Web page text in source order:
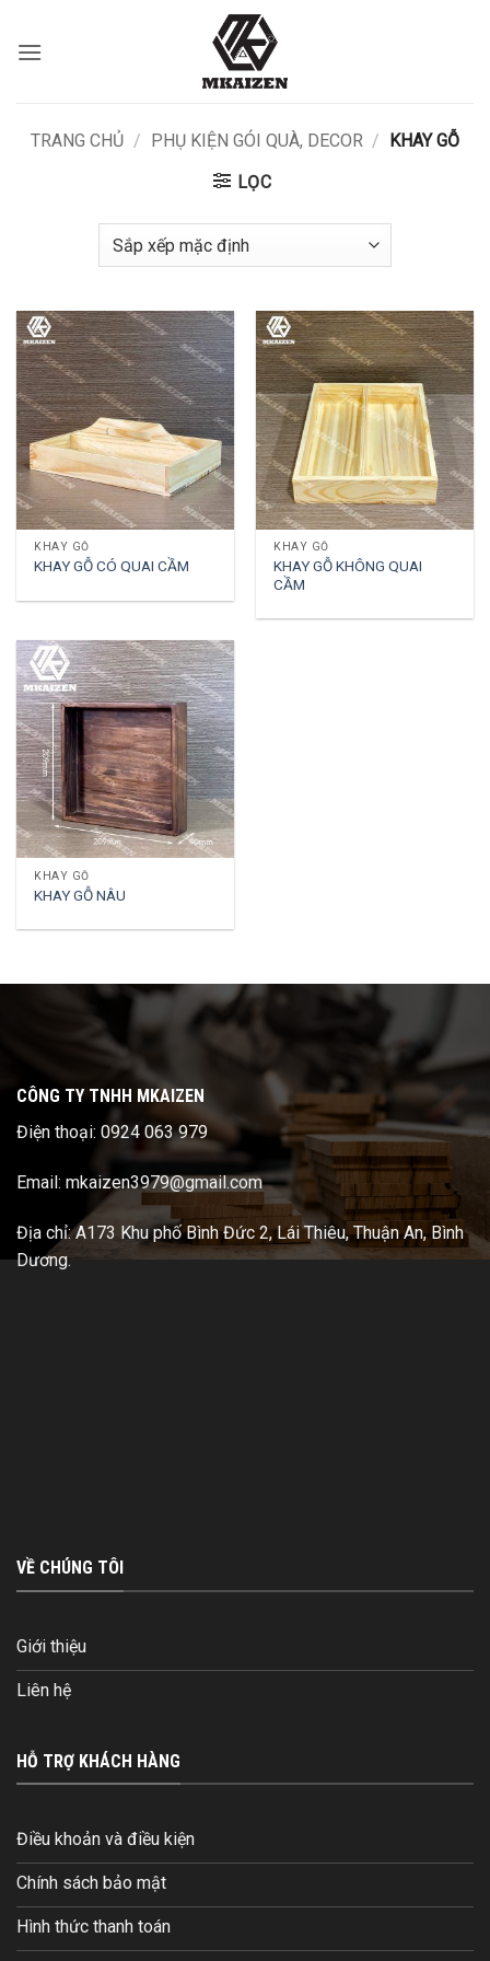
qua
nội
TRANG CHỦ / PHỤ KIỆN GÓI QUÀ, DECOR / KHAY GỖ
LỌC
KHAY GỖ
KHAY GỖ CÓ QUAI CẦM
KHAY GỖ
KHAY GỖ KHÔNG QUAI
CẦM
KHAY GỖ
KHAY GỖ NÂU
CÔNG TY TNHH MKAIZEN
Điện thoại: 0924 063 979
Email: mkaizen3979@gmail.com
Địa chỉ: A173 Khu phố Bình Đức 2, Lái Thiêu, Thuận An, Bình
Dương.
VỀ CHÚNG TÔI
Giới thiệu
Liên hệ
HỖ TRỢ KHÁCH HÀNG
Điều khoản và điều kiện
Chính sách bảo mật
Hình thức thanh toán